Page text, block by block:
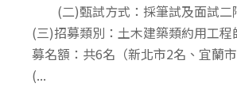
(二)甄試方式：採筆試及面試
(三)招募類別：土木建築類約用
募名額：共6名（新北市2名、宜
(...